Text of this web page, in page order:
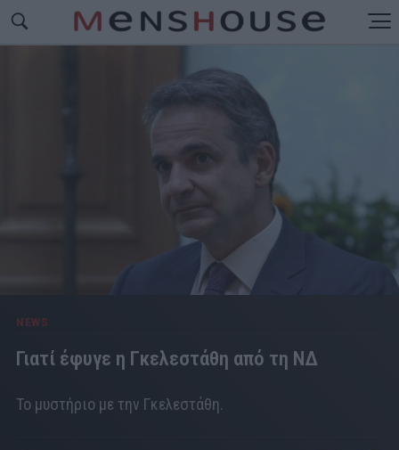
NEWS
Γιατί έφυγε η Γκελεστάθη από τη ΝΔ
Το μυστήριο με την Γκελεστάθη.